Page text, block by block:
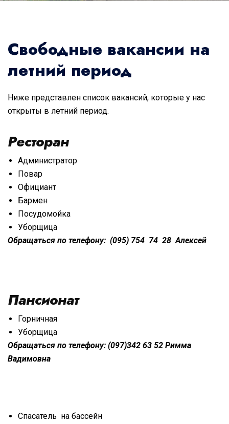
Свободные вакансии на
летний период
Ниже представлен список вакансий, которые у нас
открыты в летний период.
Ресторан
Администратор
Повар
Официант
Бармен
Посудомойка
Уборщица
Обращаться по телефону: (095) 754 74 28 Алексей
Пансионат
Горничная
Уборщица
Обращаться по телефону: (097)342 63 52 Римма
Вадимовна
Спасатель на бассейн